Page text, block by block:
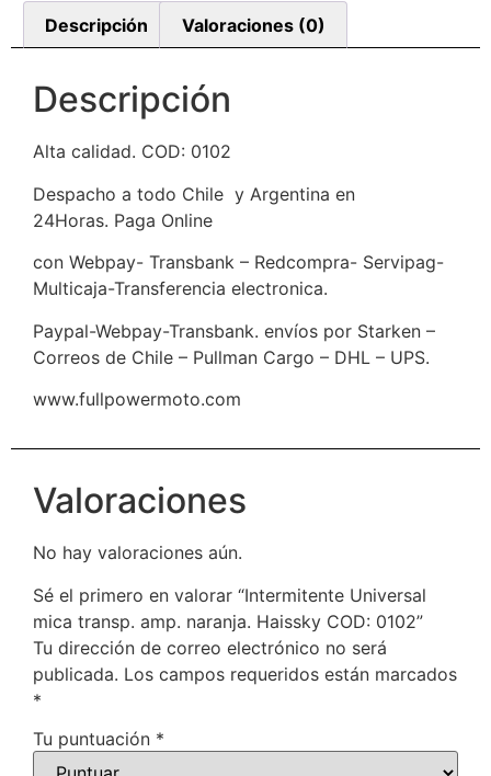
Descripción Valoraciones (0)
Descripción
Alta calidad. COD: 0102
Despacho a todo Chile y Argentina en
24Horas. Paga Online
con Webpay- Transbank – Redcompra- Servipag-
Multicaja-Transferencia electronica.
Paypal-Webpay-Transbank. envíos por Starken –
Correos de Chile – Pullman Cargo – DHL – UPS.
www.fullpowermoto.com
Valoraciones
No hay valoraciones aún.
Sé el primero en valorar “Intermitente Universal
mica transp. amp. naranja. Haissky COD: 0102”
Tu dirección de correo electrónico no será
publicada. Los campos requeridos están marcados
*
Tu puntuación *